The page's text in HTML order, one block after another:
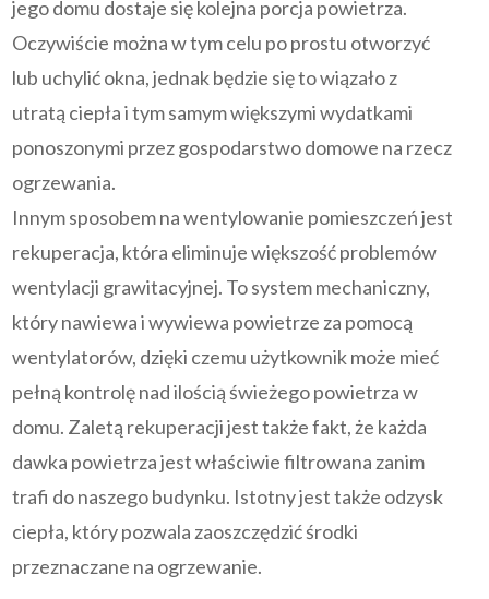
jego domu dostaje się kolejna porcja powietrza.
Oczywiście można w tym celu po prostu otworzyć
lub uchylić okna, jednak będzie się to wiązało z
utratą ciepła i tym samym większymi wydatkami
ponoszonymi przez gospodarstwo domowe na rzecz
ogrzewania.
Innym sposobem na wentylowanie pomieszczeń jest
rekuperacja, która eliminuje większość problemów
wentylacji grawitacyjnej. To system mechaniczny,
który nawiewa i wywiewa powietrze za pomocą
wentylatorów, dzięki czemu użytkownik może mieć
pełną kontrolę nad ilością świeżego powietrza w
domu. Zaletą rekuperacji jest także fakt, że każda
dawka powietrza jest właściwie filtrowana zanim
trafi do naszego budynku. Istotny jest także odzysk
ciepła, który pozwala zaoszczędzić środki
przeznaczane na ogrzewanie.